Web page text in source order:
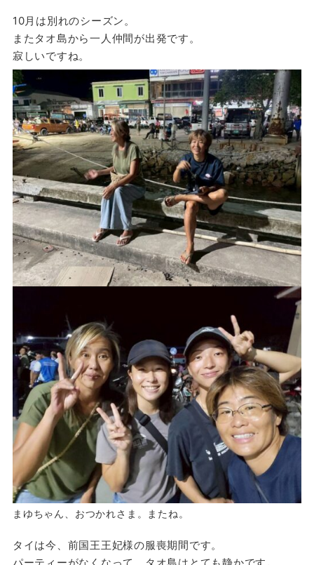
10月は別れのシーズン。
またタオ島から一人仲間が出発です。
寂しいですね。
まゆちゃん、おつかれさま。またね。
タイは今、前国王王妃様の服喪期間です。